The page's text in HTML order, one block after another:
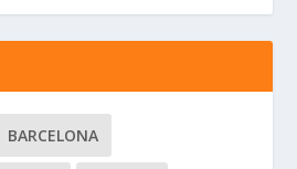
BARCELONA